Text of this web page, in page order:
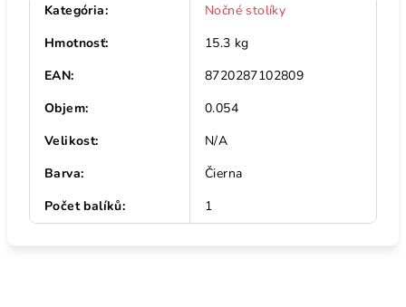
Kategória:
Nočné stolíky
Hmotnosť:
15.3 kg
EAN:
8720287102809
Objem:
0.054
Velikost:
N/A
Barva:
Čierna
Počet balíků: 1